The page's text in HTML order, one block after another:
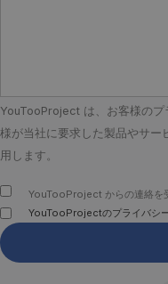
YouTooProject は、お客様の
様が当社に要求した製品やサー
用します。
YouTooProject からの連絡を
YouTooProjectのプライバシー